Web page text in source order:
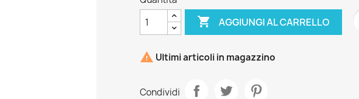
 AGGIUNGI AL CARRELLO
 Ultimi articoli in magazzino
Condividi